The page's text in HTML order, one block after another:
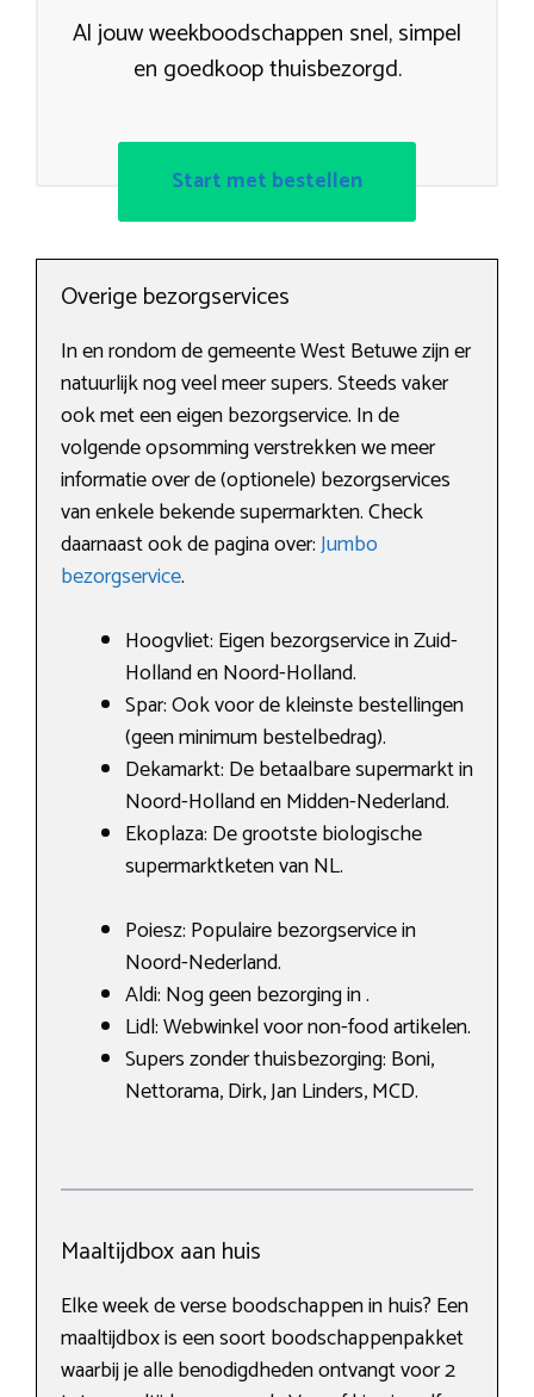
Al jouw weekboodschappen snel, simpel
en goedkoop thuisbezorgd.
Start met bestellen
Overige bezorgservices
In en rondom de gemeente West Betuwe zijn er
natuurlijk nog veel meer supers. Steeds vaker
ook met een eigen bezorgservice. In de
volgende opsomming verstrekken we meer
informatie over de (optionele) bezorgservices
van enkele bekende supermarkten. Check
daarnaast ook de pagina over:Jumbo
bezorgservice.
Hoogvliet: Eigen bezorgservice in Zuid-
Holland en Noord-Holland.
Spar: Ook voor de kleinste bestellingen
(geen minimum bestelbedrag).
Dekamarkt: De betaalbare supermarkt in
Noord-Holland en Midden-Nederland.
Ekoplaza: De grootste biologische
supermarktketen van NL.
Poiesz: Populaire bezorgservice in
Noord-Nederland.
Aldi: Nog geen bezorging in .
Lidl: Webwinkel voor non-food artikelen.
Supers zonder thuisbezorging: Boni,
Nettorama, Dirk, Jan Linders, MCD.
Maaltijdbox aan huis
Elke week de verse boodschappen in huis? Een
maaltijdbox is een soort boodschappenpakket
waarbij je alle benodigdheden ontvangt voor 2